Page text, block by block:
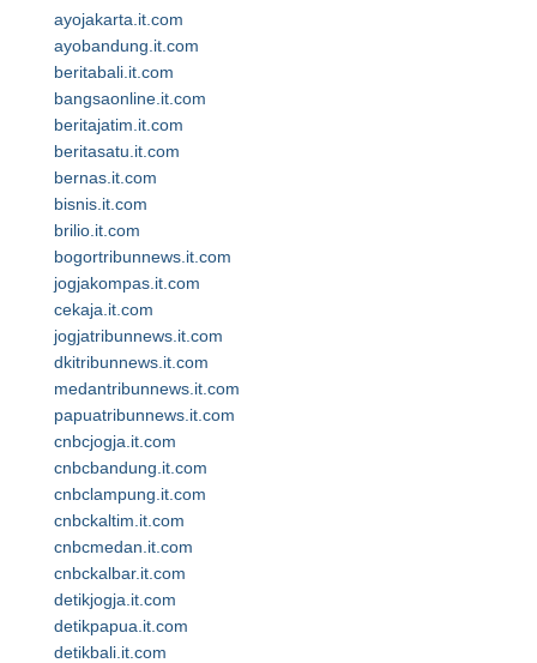
ayojakarta.it.com
ayobandung.it.com
beritabali.it.com
bangsaonline.it.com
beritajatim.it.com
beritasatu.it.com
bernas.it.com
bisnis.it.com
brilio.it.com
bogortribunnews.it.com
jogjakompas.it.com
cekaja.it.com
jogjatribunnews.it.com
dkitribunnews.it.com
medantribunnews.it.com
papuatribunnews.it.com
cnbcjogja.it.com
cnbcbandung.it.com
cnbclampung.it.com
cnbckaltim.it.com
cnbcmedan.it.com
cnbckalbar.it.com
detikjogja.it.com
detikpapua.it.com
detikbali.it.com